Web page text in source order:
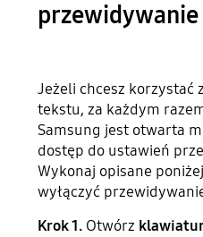
Jeżeli chcesz
tekstu, za każdym
Samsung jest otwarta
dostęp do ustawień
Wykonaj opisane
wyłączyć
Krok 1. Otwórz